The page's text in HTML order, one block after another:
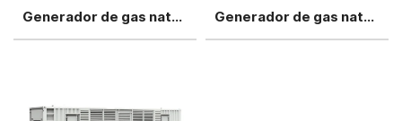
Generador de gas natural Perkins de 300 kW Generador de gas natural Perkins de 500 kW